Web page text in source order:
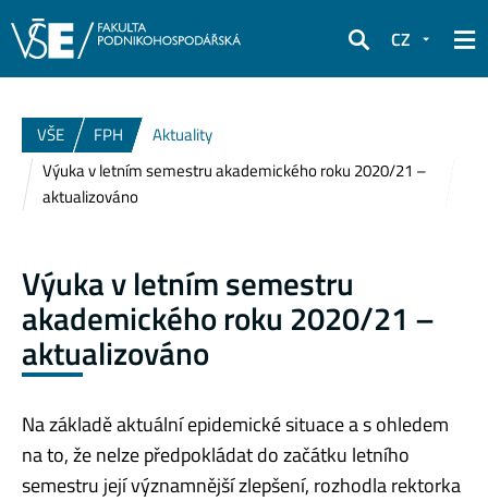
Hledat
CZ
VŠE FPH
Aktuality
Výuka v letním semestru akademického roku 2020/21 –
aktualizováno
Výuka v letním semestru
akademického roku 2020/21 –
aktualizováno
Na základě aktuální epidemické situace a s ohledem
na to, že nelze předpokládat do začátku letního
semestru její významnější zlepšení, rozhodla rektorka